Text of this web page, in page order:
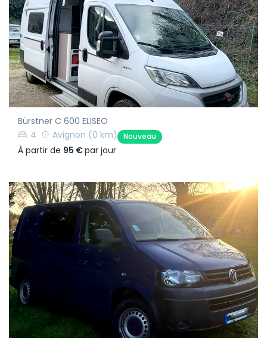
Bürstner C 600 ELISEO
4
Avignon (0 km) Nouveau
À partir de 95 €par jour